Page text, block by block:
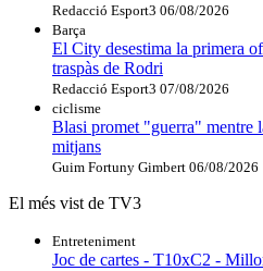
Redacció Esport3 06/08/2026
Barça
El City desestima la primera
traspàs de Rodri
Redacció Esport3 07/08/2026
ciclisme
Blasi promet "guerra" mentre
mitjans
Guim Fortuny Gimbert 06/08/2026
El més vist de TV3
Entreteniment
Joc de cartes - T10xC2 -